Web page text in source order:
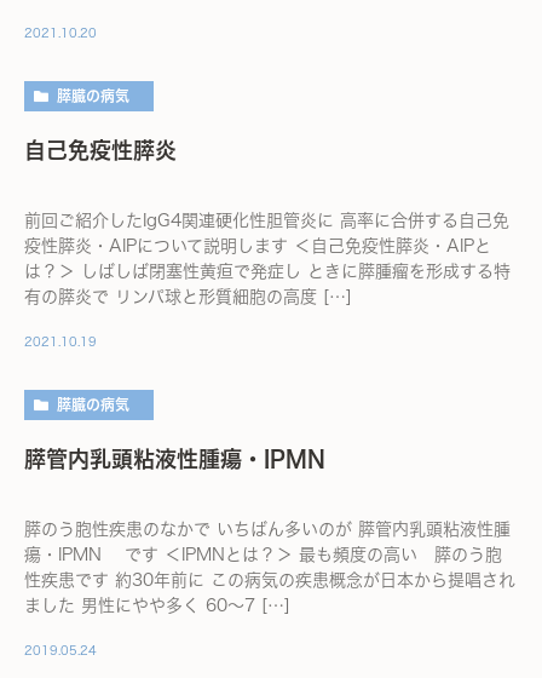
2021.10.20
膵臓の病気
自己免疫性膵炎
前回ご紹介したIgG4関連硬化性胆管炎に 高率に合併する自己免
疫性膵炎・AIPについて説明します ＜自己免疫性膵炎・AIPと
は？＞ しばしば閉塞性黄疸で発症し ときに膵腫瘤を形成する特
有の膵炎で リンパ球と形質細胞の高度 […]
2021.10.19
膵臓の病気
膵管内乳頭粘液性腫瘍・IPMN
膵のう胞性疾患のなかで いちばん多いのが 膵管内乳頭粘液性腫
瘍・IPMN です ＜IPMNとは？＞ 最も頻度の高い 膵のう胞
性疾患です 約30年前に この病気の疾患概念が日本から提唱され
ました 男性にやや多く 60～7 […]
2019.05.24